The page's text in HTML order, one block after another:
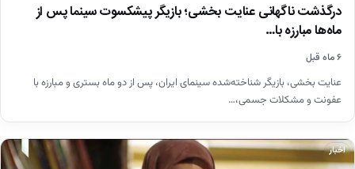
درگذشت ناگهانی عنایت بخشی؛ بازیگر پیشکسوت سینما پس از
ماه‌ها مبارزه با…
۶ ماه قبل
عنایت بخشی، بازیگر شناخته‌شده سینمای ایران، پس از دو ماه بستری و مبارزه با
عفونت و مشکلات جسمی،…
اخبار